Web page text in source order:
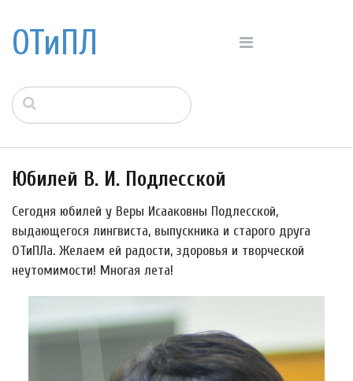
ОТиПЛ
Юбилей В. И. Подлесской
Сегодня юбилей у Веры Исааковны Подлесской,
выдающегося лингвиста, выпускника и старого друга
ОТиПЛа. Желаем ей радости, здоровья и творческой
неутомимости! Многая лета!